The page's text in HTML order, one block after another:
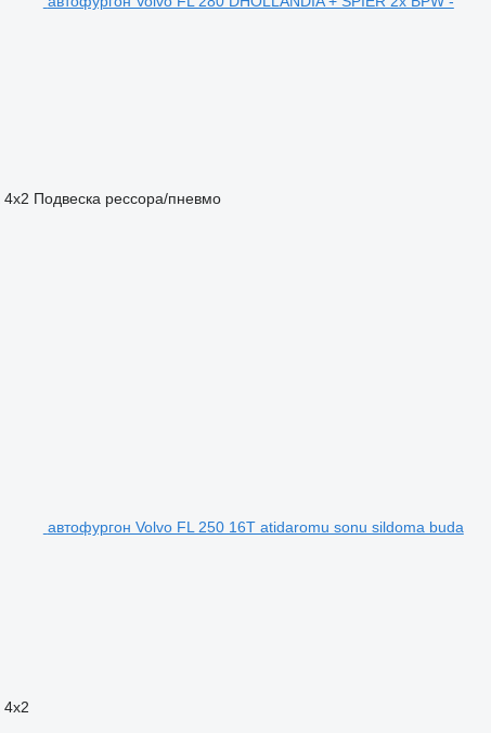
4x2 Подвеска рессора/пневмо
автофургон Volvo FL 250 16T atidaromu sonu sildoma buda
4x2